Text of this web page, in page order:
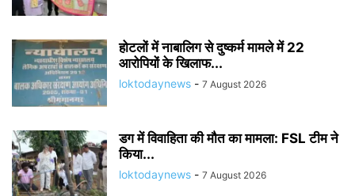
होटलों में नाबालिग से दुष्कर्म मामले में 22
आरोपियों के खिलाफ...
loktodaynews - 7 August 2026
डग में विवाहिता की मौत का मामला: FSL टीम ने
किया...
loktodaynews - 7 August 2026